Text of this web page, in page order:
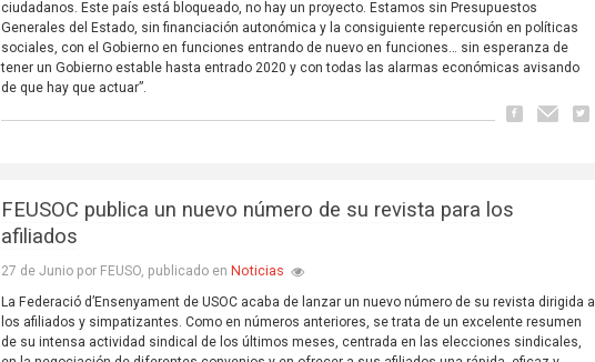
ciudadanos. Este país está bloqueado, no hay un proyecto. Estamos sin Presupuestos
Generales del Estado, sin financiación autonómica y la consiguiente repercusión en políticas
sociales, con el Gobierno en funciones entrando de nuevo en funciones… sin esperanza de
tener un Gobierno estable hasta entrado 2020 y con todas las alarmas económicas avisando
de que hay que actuar”.
FEUSOC publica un nuevo número de su revista para los
afiliados
27 de Junio por FEUSO, publicado en Noticias
La Federació d’Ensenyament de USOC acaba de lanzar un nuevo número de su revista dirigida a
los afiliados y simpatizantes. Como en números anteriores, se trata de un excelente resumen
de su intensa actividad sindical de los últimos meses, centrada en las elecciones sindicales,